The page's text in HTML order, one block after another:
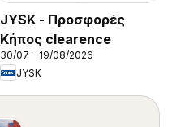
JYSK - Προσφορές
Κήπος clearence
30/07 - 19/08/2026
JYSK